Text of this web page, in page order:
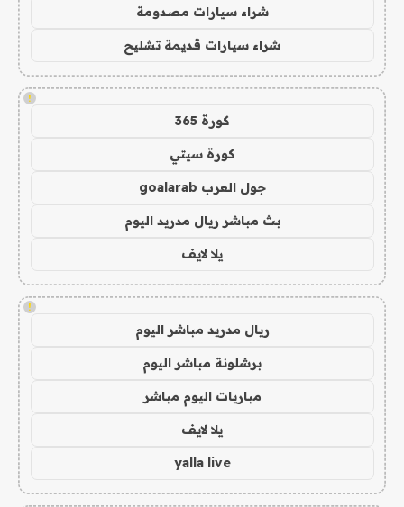
شراء سيارات مصدومة
شراء سيارات قديمة تشليح
!
كورة 365
كورة سيتي
جول العرب goalarab
بث مباشر ريال مدريد اليوم
يلا لايف
!
ريال مدريد مباشر اليوم
برشلونة مباشر اليوم
مباريات اليوم مباشر
يلا لايف
yalla live